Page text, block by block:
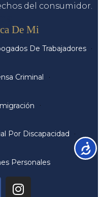
del consumidor.
De Mi
De Trabajadores
Criminal
Por Discapacidad
Personales